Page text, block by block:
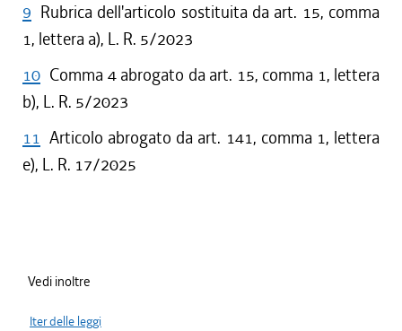
9 Rubrica dell'articolo sostituita da art. 15, comma
1, lettera a), L. R. 5/2023
10 Comma 4 abrogato da art. 15, comma 1, lettera
b), L. R. 5/2023
11 Articolo abrogato da art. 141, comma 1, lettera
e), L. R. 17/2025
Vedi inoltre
Iter delle leggi